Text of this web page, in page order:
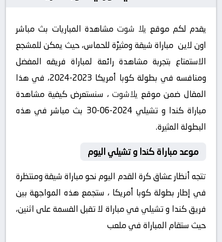
يقدم لكم موقع يلا شوت مشاهدة المباريات بث مباشر
اون لاين مباراة شيقة ومثيرًة للحماس، حيث يمكن للمشجع
الاستمتاع بتجربة مشاهدة رائعة لمباراة فريقه المفضل
ومنافسه في بطولة كوبا أمريكا 2023-2024، في هذا
المقال ضمن موقع يلاشوت، سنستعرض كيفية مشاهدة
مباراة كندا و تشيلي 2024-06-30 بث مباشر في هذه
البطولة المثيرة.
موعد مباراة كندا و تشيلي اليوم
تتجه أنظار عشاق كرة القدم اليوم نحو مباراة شيقة ومنتظرة
في إطار بطولة كوبا أمريكا ، ستجمع هذه المواجهة بين
فريق كندا و تشيلي في مباراة لا تقبل القسمة على اثنين،
حيث ستقام المباراة في ملعب